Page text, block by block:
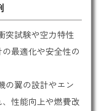
突試験や空力特性
最適化や安全性の
の翼の設計やエン
性能向上や燃費改